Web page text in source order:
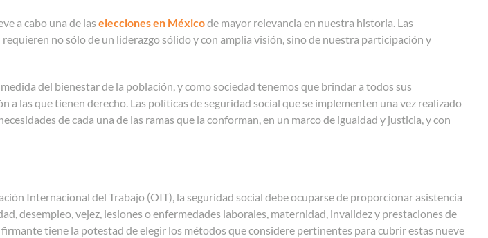
a cabo una de las elecciones en Méxicode mayor relevancia en nuestra historia. Las
no sólo de un liderazgo sólido y con amplia visión, sino de nuestra participación y
del bienestar de la población, y como sociedad tenemos que brindar a todos sus
a las que tienen derecho. Las políticas de seguridad social que se implementen una vez realizado
de cada una de las ramas que la conforman, en un marco de igualdad y justicia, y con
Internacional del Trabajo (OIT), la seguridad social debe ocuparse de proporcionar asistencia
desempleo, vejez, lesiones o enfermedades laborales, maternidad, invalidez y prestaciones de
tiene la potestad de elegir los métodos que considere pertinentes para cubrir estas nueve